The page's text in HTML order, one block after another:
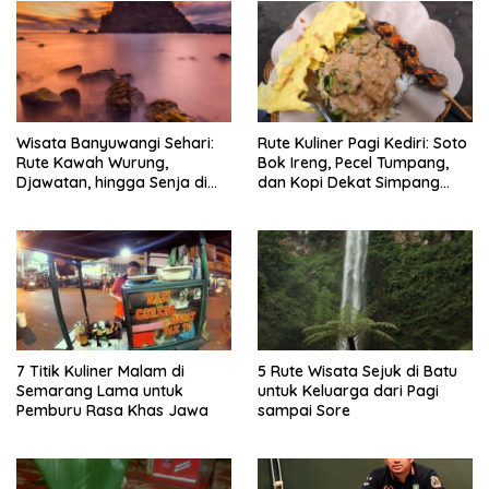
Wisata Banyuwangi Sehari:
Rute Kawah Wurung,
Djawatan, hingga Senja di
Rute Kuliner Pagi Kediri: Soto
Bok Ireng, Pecel Tumpang,
dan Kopi Dekat Simpang
7 Titik Kuliner Malam di
Semarang Lama untuk
Pemburu Rasa Khas Jawa
5 Rute Wisata Sejuk di Batu
untuk Keluarga dari Pagi
sampai Sore